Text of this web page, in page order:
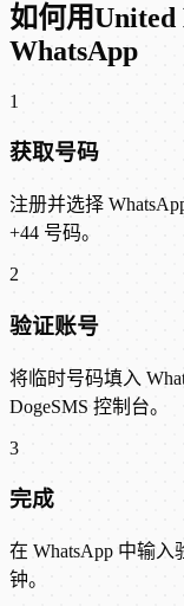
如何用
WhatsApp
1
获取号码
注册并选择
+44 号码。
2
验证账号
将临时号码填入
DogeSMS 控制台。
3
完成
在 WhatsApp 中输
钟。